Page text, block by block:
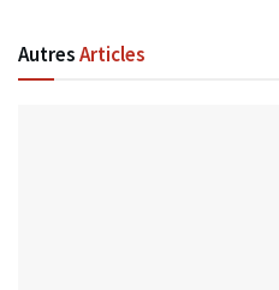
AutresArticles